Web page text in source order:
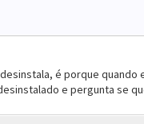
é porque
e pergunta se